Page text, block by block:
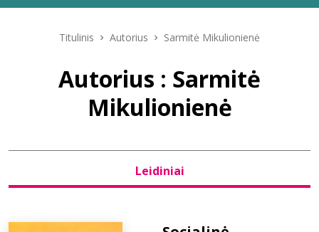
ELVIS atvyksta
Naujienos
Bibliotekoms
D.U.K.
Titulinis Autorius Sarmitė Mikulionienė
Autorius : Sarmitė
Mikulionienė
Leidiniai